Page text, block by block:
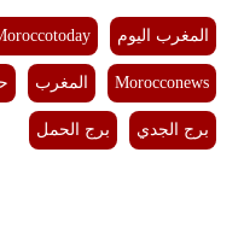
المغرب اليوم
Morocconews المغرب
برج الجدي برج الحمل